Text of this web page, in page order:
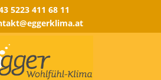
5223 411 68 11